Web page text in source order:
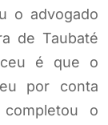
o advogado
de Taubaté
é que o
por conta
o